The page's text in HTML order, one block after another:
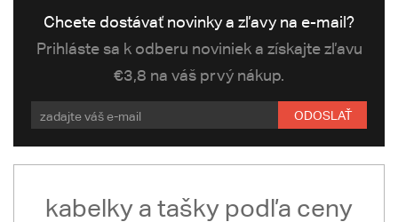
Chcete dostávať novinky a zľavy na e-mail?
Prihláste sa k odberu noviniek a získajte zľavu
€3,8 na váš prvý nákup.
ODOSLAŤ
kabelky a tašky podľa ceny